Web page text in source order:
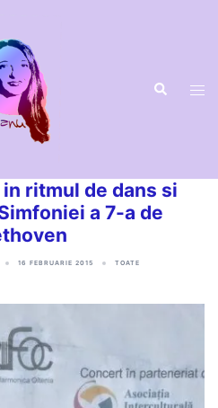
in ritmul de dans si
a 7-a de
16 FEBRUARIE 2015 TOATE